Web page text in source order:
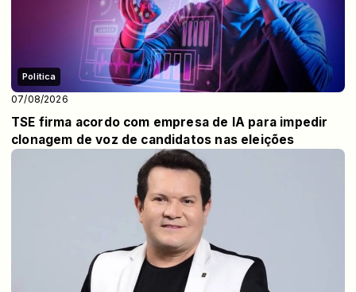
Politica
07/08/2026
TSE firma acordo com empresa de IA para impedir
clonagem de voz de candidatos nas eleições